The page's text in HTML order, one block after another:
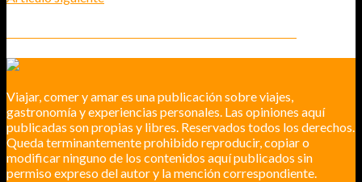
Viajar, comer y amar es una publicación sobre viajes,
gastronomía y experiencias personales. Las opiniones aquí
publicadas son propias y libres. Reservados todos los derechos.
Queda terminantemente prohibido reproducir, copiar o
modificar ninguno de los contenidos aquí publicados sin
permiso expreso del autor y la mención correspondiente.